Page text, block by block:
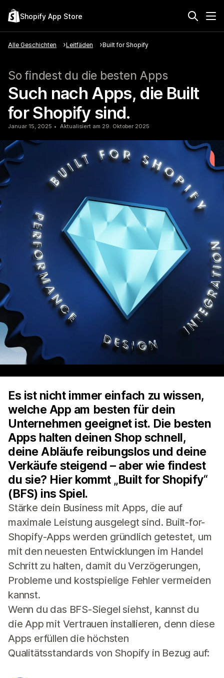
Shopify App Store
Alle Geschichten Leitfäden Built for Shopify
So findest du die besten Apps
Such nach Apps, die Built
for Shopify sind.
Januar 15, 2025 Aktualisiert am 29. Oktober 2025
Es ist nicht immer einfach zu wissen,
welche App am besten für dein
Unternehmen geeignet ist. Die besten
Apps halten deinen Shop schnell,
deine Abläufe reibungslos und deine
Verkäufe steigend – aber wie findest
du sie? Hier kommt „Built for Shopify“
(BFS) ins Spiel.
Stärke dein Business mit Apps, die auf
maximale Leistung ausgelegt sind. Built-for-
Shopify-Apps werden gründlich getestet, um
mit den neuesten Entwicklungen im Handel
Schritt zu halten, damit du Verzögerungen,
Probleme und kostspielige Fehler vermeiden
kannst.
Wenn du das BFS-Siegel siehst, kannst du
die App mit Vertrauen installieren, denn diese
Apps erfüllen die höchsten
Qualitätsstandards von Shopify in Bezug auf: